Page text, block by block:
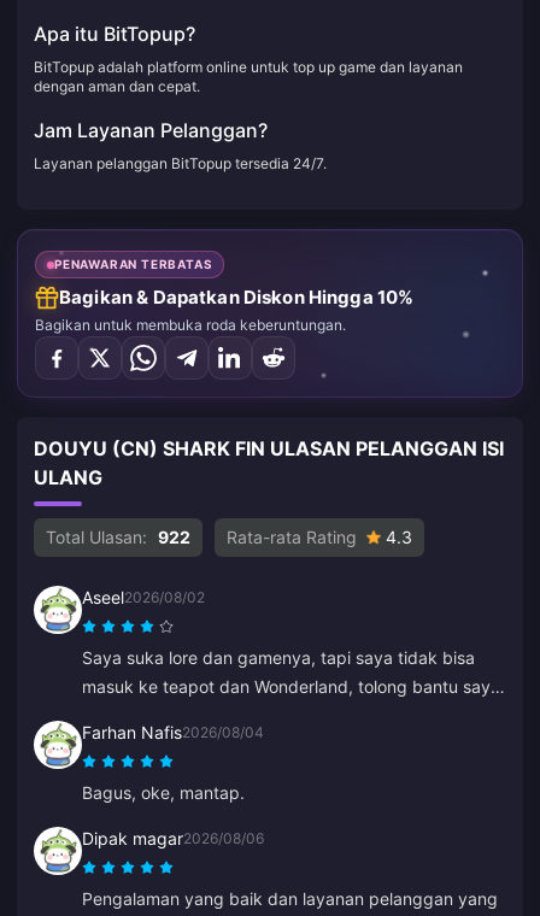
Apa itu BitTopup?
BitTopup adalah platform online untuk top up game dan layanan
dengan aman dan cepat.
Jam Layanan Pelanggan?
Layanan pelanggan BitTopup tersedia 24/7.
PENAWARAN TERBATAS
Bagikan & Dapatkan Diskon Hingga 10%
Bagikan untuk membuka roda keberuntungan.
DOUYU (CN) SHARK FIN ULASAN PELANGGAN ISI
ULANG
Total Ulasan: 922 Rata-rata Rating 4.3
Aseel2026/08/02
Saya suka lore dan gamenya, tapi saya tidak bisa
masuk ke teapot dan Wonderland, tolong bantu saya.
Farhan Nafis2026/08/04
Bagus, oke, mantap.
Dipak magar2026/08/06
Pengalaman yang baik dan layanan pelanggan yang